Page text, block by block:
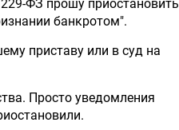
ФЗ прошу приостановить
банкротом".
приставу или в суд на
Просто уведомления